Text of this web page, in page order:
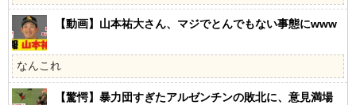
【動画】山本祐大さん、マジでとんでもない事態にwww
なんこれ
【驚愕】暴力団すぎたアルゼンチンの敗北に、意見満場